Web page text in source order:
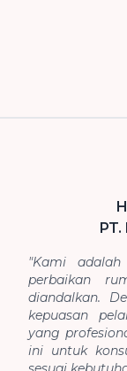
"Kami
perbaikan
diandalkan.
kepuasan
yang
ini untuk